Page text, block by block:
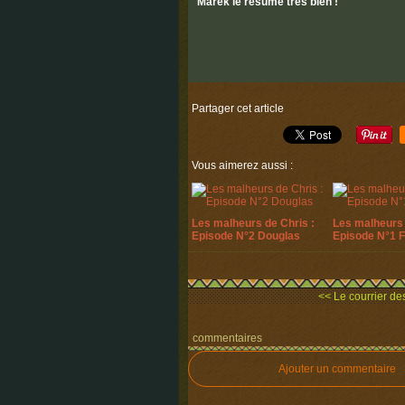
Partager cet article
Vous aimerez aussi :
Les malheurs de Chris :
Episode N°2 Douglas
Les
Episode N°1
<< Le courrier
commentaires
Ajouter un commentaire